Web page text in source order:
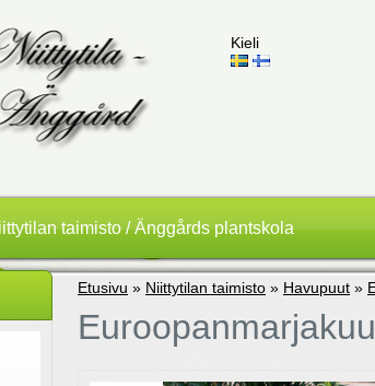
Kieli
taimisto / Änggårds plantskola
Etusivu » Niittytilan taimisto » Havupuut »